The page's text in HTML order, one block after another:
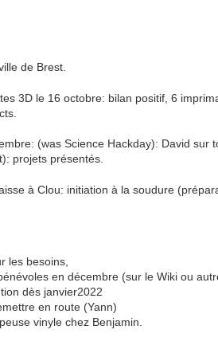
de Brest.
3D le 16 octobre: bilan positif, 6
(was Science Hackday): David sur
projets présentés.
à Clou: initiation à la soudure
les besoins,
en décembre (sur le Wiki ou
dès janvier2022
en route (Yann)
vinyle chez Benjamin.